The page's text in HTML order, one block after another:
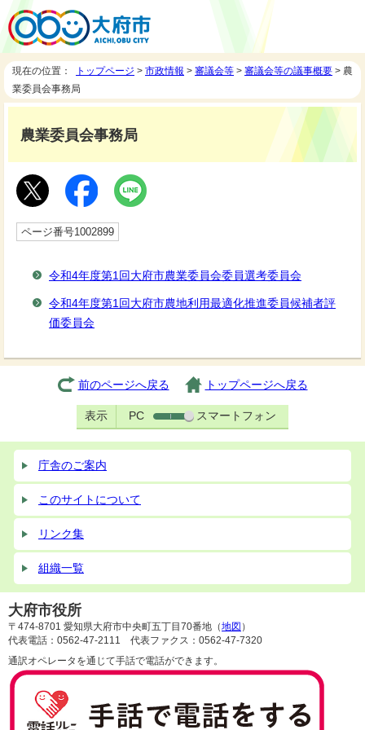
現在の位置： トップページ > 市政情報 > 審議会等 > 審議会等の議事概要 > 農
業委員会事務局
農業委員会事務局
ページ番号1002899
令和4年度第1回大府市農業委員会委員選考委員会
令和4年度第1回大府市農地利用最適化推進委員候補者評
価委員会
前のページへ戻る トップページへ戻る
表示 PC スマートフォン
庁舎のご案内
このサイトについて
リンク集
組織一覧
大府市役所
〒474-8701 愛知県大府市中央町五丁目70番地（地図 ）
代表電話：0562-47-2111 代表ファクス：0562-47-7320
通訳オペレータを通じて手話で電話ができます。